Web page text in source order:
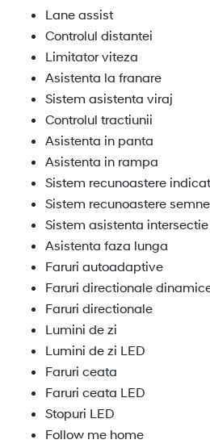
Lane assist
Controlul distantei
Limitator viteza
Asistenta la franare
Sistem asistenta viraj
Controlul tractiunii
Asistenta in panta
Asistenta in rampa
Sistem recunoastere
Sistem recunoastere
Sistem asistenta intersectie
Asistenta faza lunga
Faruri autoadaptive
Faruri directionale
Faruri directionale
Lumini de zi
Lumini de zi LED
Faruri ceata
Faruri ceata LED
Stopuri LED
Follow me home